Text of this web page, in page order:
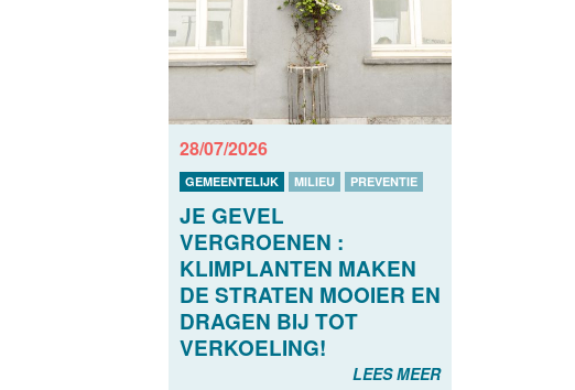
28/07/2026
GEMEENTELIJK MILIEU PREVENTIE
JE GEVEL
VERGROENEN :
KLIMPLANTEN MAKEN
DE STRATEN MOOIER EN
DRAGEN BIJ TOT
VERKOELING!
LEES MEER